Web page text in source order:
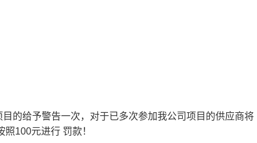
的给予警告一次，对于已多次参加我公司项目的供应商将
100元进行 罚款！